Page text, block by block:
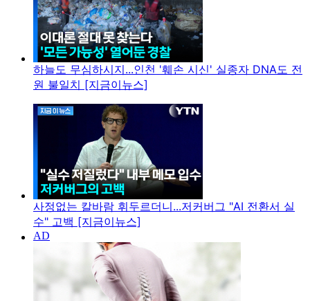
하늘도 무심하시지...인천 '훼손 시신' 실종자 DNA도 전
원 불일치 [지금이뉴스]
사정없는 칼바람 휘두르더니...저커버그 "AI 전환서 실
수" 고백 [지금이뉴스]